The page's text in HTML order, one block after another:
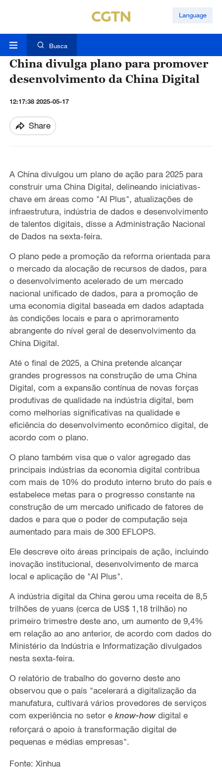
Language
Busca
China divulga plano para promover
desenvolvimento da China Digital
12:17:38 2025-05-17
Share
A China divulgou um plano de ação para 2025 para
construir uma China Digital, delineando iniciativas-
chave em áreas como "AI Plus", atualizações de
infraestrutura, indústria de dados e desenvolvimento
de talentos digitais, disse a Administração Nacional
de Dados na sexta-feira.
O plano pede a promoção da reforma orientada para
o mercado da alocação de recursos de dados, para
o desenvolvimento acelerado de um mercado
nacional unificado de dados, para a promoção de
uma economia digital baseada em dados adaptada
às condições locais e para o aprimoramento
abrangente do nível geral de desenvolvimento da
China Digital.
Até o final de 2025, a China pretende alcançar
grandes progressos na construção de uma China
Digital, com a expansão contínua de novas forças
produtivas de qualidade na indústria digital, bem
como melhorias significativas na qualidade e
eficiência do desenvolvimento econômico digital, de
acordo com o plano.
O plano também visa que o valor agregado das
principais indústrias da economia digital contribua
com mais de 10% do produto interno bruto do país e
estabelece metas para o progresso constante na
construção de um mercado unificado de fatores de
dados e para que o poder de computação seja
aumentado para mais de 300 EFLOPS.
Ele descreve oito áreas principais de ação, incluindo
inovação institucional, desenvolvimento de marca
local e aplicação de "AI Plus".
A indústria digital da China gerou uma receita de 8,5
trilhões de yuans (cerca de US$ 1,18 trilhão) no
primeiro trimestre deste ano, um aumento de 9,4%
em relação ao ano anterior, de acordo com dados do
Ministério da Indústria e Informatização divulgados
nesta sexta-feira.
O relatório de trabalho do governo deste ano
observou que o país "acelerará a digitalização da
manufatura, cultivará vários provedores de serviços
com experiência no setor e know-howdigital e
reforçará o apoio à transformação digital de
pequenas e médias empresas".
Fonte: Xinhua